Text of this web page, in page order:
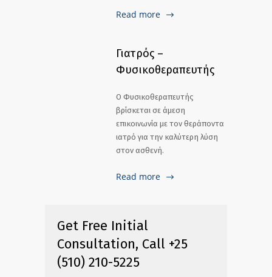
Read more
Γιατρός –
Φυσικοθεραπευτής
Ο Φυσικοθεραπευτής
βρίσκεται σε άμεση
επικοινωνία με τον θεράποντα
ιατρό για την καλύτερη λύση
στον ασθενή.
Read more
Get Free Initial
Consultation, Call +25
(510) 210-5225